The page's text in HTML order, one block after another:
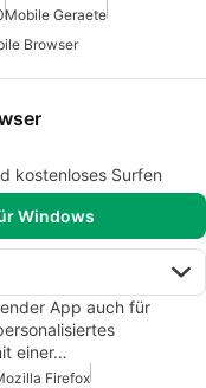
Mobile Geraete
Browser
kostenloses Surfen
Windows
App auch für
einer…
Firefox